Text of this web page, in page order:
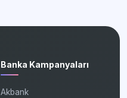
Banka Kampanyaları
Akbank